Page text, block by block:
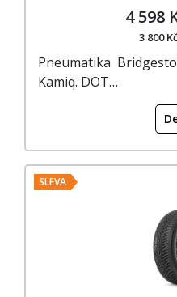
4 598
3 800
Pneumatika
Kamiq. DOT…
SLEVA